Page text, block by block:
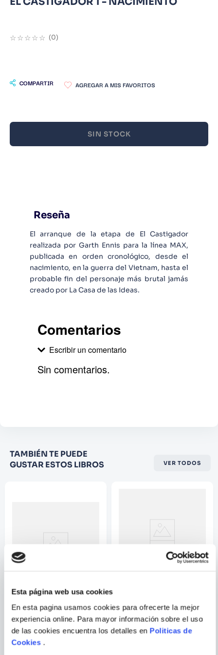
Esta página web usa cookies
En esta pagina usamos cookies para ofrecerte la mejor
experiencia online. Para mayor información sobre el uso
de las cookies encuentra los detalles en Politicas de
Cookies.
☆☆☆☆☆ (0)
COMPARTIR
SIN STOCK
Reseña
El arranque de la etapa de El Castigador
realizada por Garth Ennis para la línea MAX,
publicada en orden cronológico, desde el
nacimiento, en la guerra del Vietnam, hasta el
probable fin del personaje más brutal jamás
creado por La Casa de las Ideas.
Comentarios
Escribir un comentario
Califique el producto de 1 a 5
estrellas
ENVIAR
Sin comentarios.
TAMBIÉN TE PUEDE
GUSTAR ESTOS LIBROS
VER TODOS
BATMAN/FORTNITE: PUNTO
CERO (01 DE 6)
VENGADORES, LOS:
DESUNIDOS